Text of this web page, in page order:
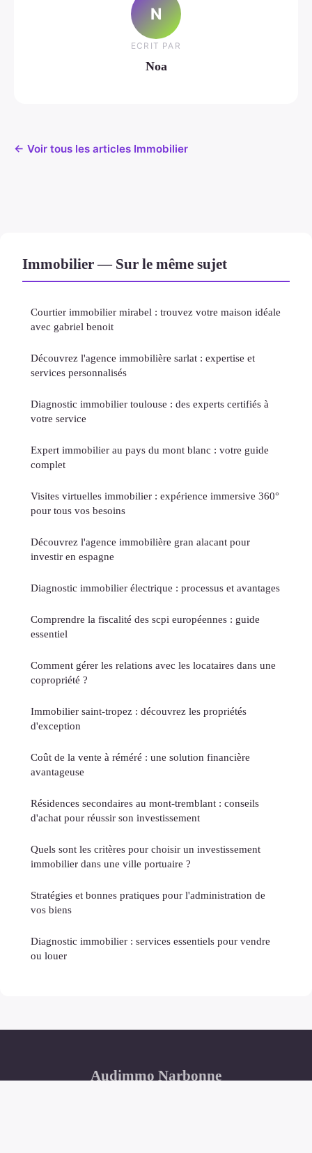
N
ECRIT PAR
Noa
← Voir tous les articles Immobilier
Immobilier — Sur le même sujet
Courtier immobilier mirabel : trouvez votre maison idéale
avec gabriel benoit
Découvrez l'agence immobilière sarlat : expertise et
services personnalisés
Diagnostic immobilier toulouse : des experts certifiés à
votre service
Expert immobilier au pays du mont blanc : votre guide
complet
Visites virtuelles immobilier : expérience immersive 360°
pour tous vos besoins
Découvrez l'agence immobilière gran alacant pour
investir en espagne
Diagnostic immobilier électrique : processus et avantages
Comprendre la fiscalité des scpi européennes : guide
essentiel
Comment gérer les relations avec les locataires dans une
copropriété ?
Immobilier saint-tropez : découvrez les propriétés
d'exception
Coût de la vente à réméré : une solution financière
avantageuse
Résidences secondaires au mont-tremblant : conseils
d'achat pour réussir son investissement
Quels sont les critères pour choisir un investissement
immobilier dans une ville portuaire ?
Stratégies et bonnes pratiques pour l'administration de
vos biens
Diagnostic immobilier : services essentiels pour vendre
ou louer
Audimmo Narbonne